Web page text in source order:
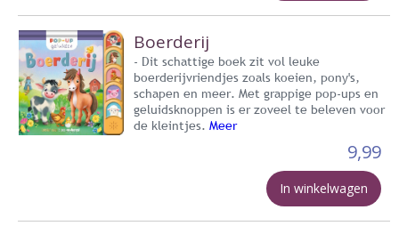
Boerderij
- Dit schattige boek zit vol leuke
boerderijvriendjes zoals koeien, pony's,
schapen en meer. Met grappige pop-ups en
geluidsknoppen is er zoveel te beleven voor
de kleintjes. Meer
9,99
In winkelwagen